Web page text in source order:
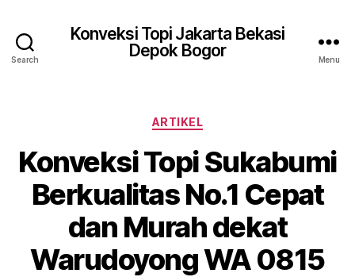
Search
Konveksi Topi Jakarta Bekasi
Depok Bogor
Menu
Categories
ARTIKEL
Konveksi Topi Sukabumi
Berkualitas No.1 Cepat
dan Murah dekat
Warudoyong WA 0815